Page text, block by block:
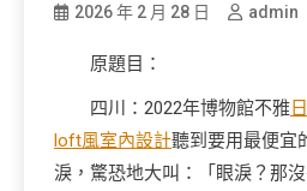
2026 年 2 月 28 日 admin
原題目：
四川：2022年博物館不雅
loft風室內設計聽到要用最便宜
淚，驚恐地大叫：「眼淚？那